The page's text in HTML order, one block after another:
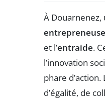
À
et l’entraide.
l’innovation
phare
d’égalité, de